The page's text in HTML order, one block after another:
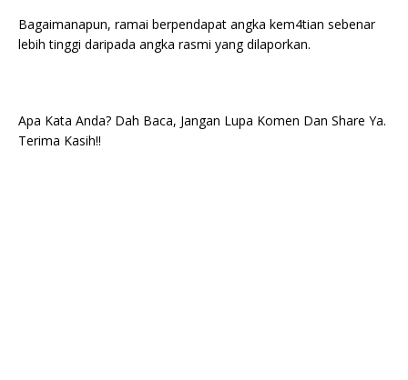
Bagaimanapun, ramai berpendapat angka kem4tian sebenar
lebih tinggi daripada angka rasmi yang dilaporkan.
Apa Kata Anda? Dah Baca, Jangan Lupa Komen Dan Share Ya.
Terima Kasih!!